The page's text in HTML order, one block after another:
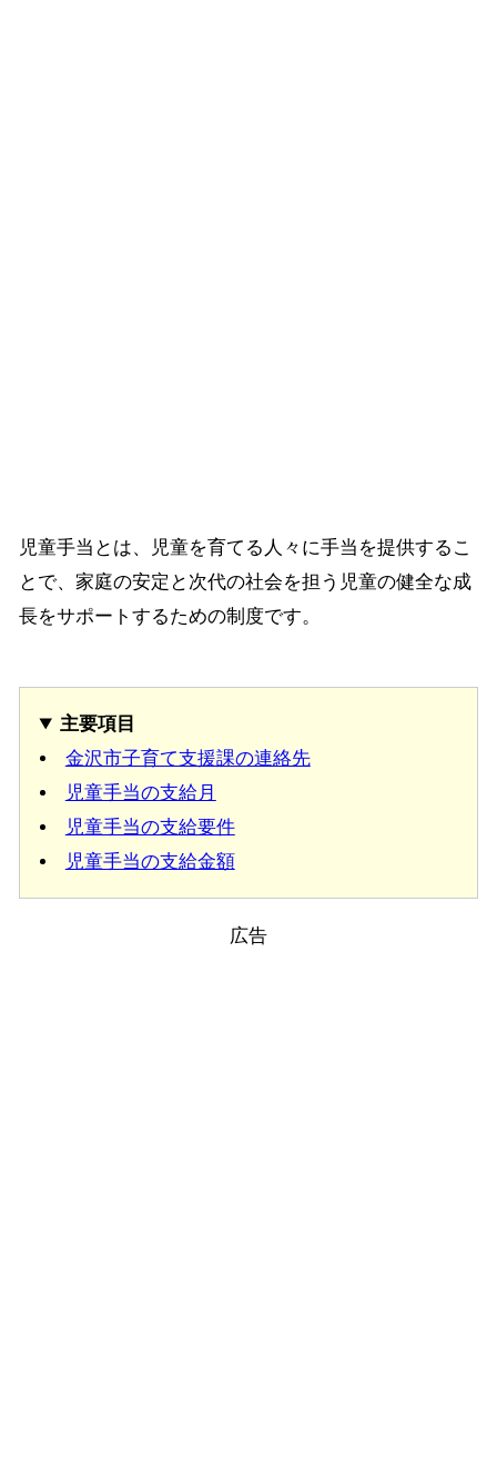
児童手当とは、児童を育てる人々に手当を提供するこ
とで、家庭の安定と次代の社会を担う児童の健全な成
長をサポートするための制度です。
主要項目
金沢市子育て支援課の連絡先
児童手当の支給月
児童手当の支給要件
児童手当の支給金額